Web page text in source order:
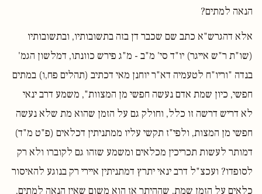
הנאה למתים?
אלא דהגרש"א כתב שם שכבר דן בזה בתשובותיו, ובתשובותיו
(שו"ת ר"ש אייגר) יו"ד סי' מ"ב - מ"ג פירש כוונתו, דמלשון הגמ'
בנדה "וריו"ח לטעמיה דא"ר יוחנן מאי דכתיב (תהלים פח,ו) במתים
חפשי, כיון שמת אדם נעשה חפשי מן המצוות", משמע דרב ינאי
לא דריש דרשה זו כלל, וחולק גם על הזמן שהוא מת שלא נעשה
חפשי מן המצות, ולפי"ז תקשי עליו ממתניתין דכלאים (פ"ט מ"ד)
דמותר לעשות תכריכין מכלאים ומשמע שזהו גם לקוברו ולא רק
לסופדו? ועכצ"ל דרב ינאי יתרץ דמתניתין איירי רק בנוגע להאיסור
כלאים על הזמן שמת, שההיתר אז הוא משום שאין הנאה למתים,